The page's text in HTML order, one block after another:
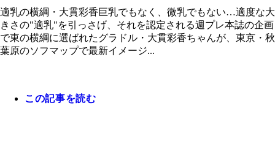
適乳の横綱・大貫彩香巨乳でもなく、微乳でもない…適度な大
きさの"適乳"を引っさげ、それを認定される週プレ本誌の企画
で東の横綱に選ばれたグラドル・大貫彩香ちゃんが、東京・秋
葉原のソフマップで最新イメージ...
この記事を読む